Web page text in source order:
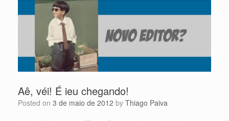
Aê, véi! É ieu chegando!
Posted on 3 de maio de 2012 by Thiago Paiva